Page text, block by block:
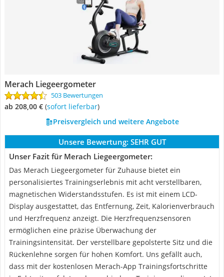
Merach Liegeergometer
503 Bewertungen
ab 208,00 € ( Sofort lieferbar)
Preisvergleich und weitere Angebote
Unsere Bewertung: SEHR GUT
Unser Fazit für Merach Liegeergometer:
Das Merach Liegeergometer für Zuhause bietet ein
personalisiertes Trainingserlebnis mit acht verstellbaren,
magnetischen Widerstandsstufen. Es ist mit einem LCD-
Display ausgestattet, das Entfernung, Zeit, Kalorienverbrauch
und Herzfrequenz anzeigt. Die Herzfrequenzsensoren
ermöglichen eine präzise Überwachung der
Trainingsintensität. Der verstellbare gepolsterte Sitz und die
Rückenlehne sorgen für hohen Komfort. Uns gefällt auch,
dass mit der kostenlosen Merach-App Trainingsfortschritte